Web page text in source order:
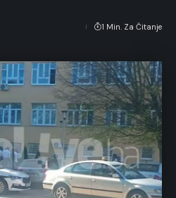
1 Min. Za Čitanje